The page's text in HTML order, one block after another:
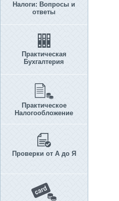
Налоги: Вопросы и
ответы
Практическая
Бухгалтерия
Практическое
Налогообложение
Проверки от А до Я